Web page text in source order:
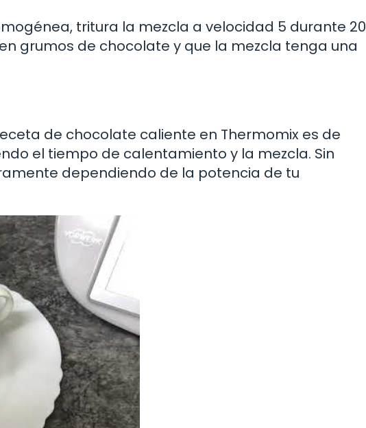
tritura la mezcla a velocidad 5 durante 20
grumos de chocolate y que la mezcla tenga una
de chocolate caliente en Thermomix es de
el tiempo de calentamiento y la mezcla. Sin
dependiendo de la potencia de tu